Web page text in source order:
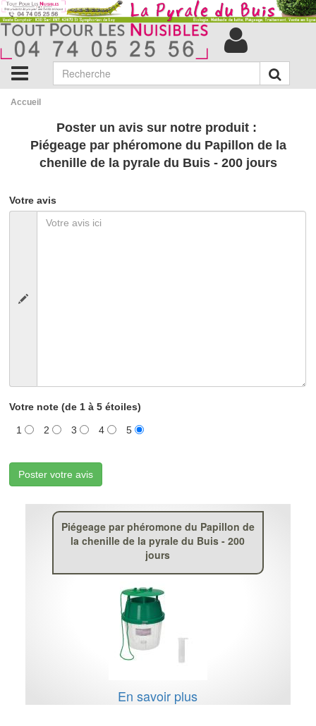
Accueil
Poster un avis sur notre produit :
Piégeage par phéromone du Papillon de la
chenille de la pyrale du Buis - 200 jours
Votre avis
Votre note (de 1 à 5 étoiles)
1 2 3 4 5
Poster votre avis
Piégeage par phéromone du Papillon de
la chenille de la pyrale du Buis - 200
jours
En savoir plus